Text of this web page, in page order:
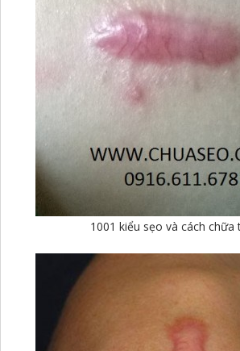
1001 kiểu sẹo và cách chữa